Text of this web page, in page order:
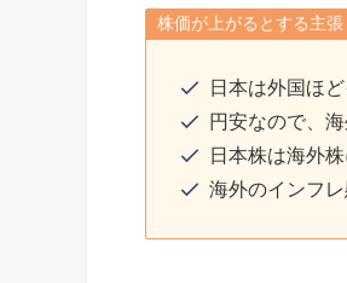
株価が上がるとする主張
日本は外国ほ
円安なので、
日本株は海外
海外のインフ